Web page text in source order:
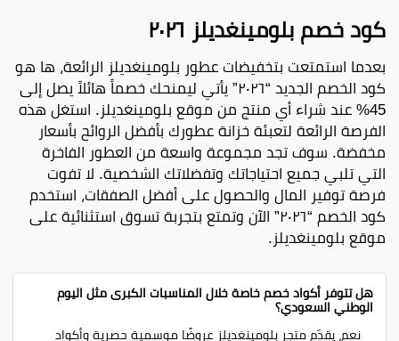
كود خصم بلومينغديلز ٢٠٢٦
بعدما استمتعت بتخفيضات عطور بلومينغديلز الرائعة، ها هو
كود الخصم الجديد “٢٠٢٦” يأتي ليمنحك خصماً هائلاً يصل إلى
45% عند شراء أي منتج من موقع بلومينغديلز. استغل هذه
الفرصة الرائعة لتعبئة خزانة عطورك بأفضل الروائح بأسعار
مخفضة. سوف تجد مجموعة واسعة من العطور الفاخرة
التي تلبي جميع احتياجاتك وتفضلاتك الشخصية. لا تفوت
فرصة توفير المال والحصول على أفضل الصفقات، استخدم
كود الخصم “٢٠٢٦” الآن وتمتع بتجربة تسوق استثنائية على
موقع بلومينغديلز.
هل تتوفر أكواد خصم خاصة خلال المناسبات الكبرى مثل اليوم
الوطني السعودي؟
نعم، يقدّم متجر بلومينغديلز عروضًا موسمية حصرية وأكواد